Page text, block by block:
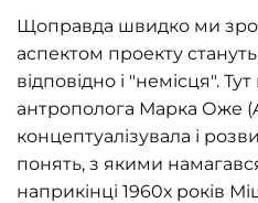
Щоправда швидко ми
аспектом проекту стануть
відповідно і "немісця".
антрополога Марка Оже
концептуалізувала і
понять, з якими
наприкінці 1960х років